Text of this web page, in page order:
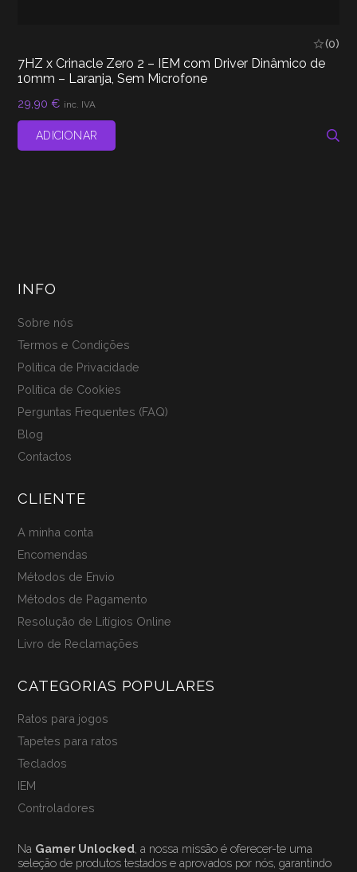
(0)
7HZ x Crinacle Zero 2 – IEM com Driver Dinâmico de
10mm – Laranja, Sem Microfone
29,90€ inc. IVA
ADICIONAR
INFO
Sobre nós
Termos e Condições
Política de Privacidade
Política de Cookies
Perguntas Frequentes (FAQ)
Blog
Contactos
CLIENTE
A minha conta
Encomendas
Métodos de Envio
Métodos de Pagamento
Resolução de Litígios Online
Livro de Reclamações
CATEGORIAS POPULARES
Ratos para jogos
Tapetes para ratos
Teclados
IEM
Controladores
Na Gamer Unlocked , a nossa missão é oferecer-te uma
seleção de produtos testados e aprovados por nós, garantindo